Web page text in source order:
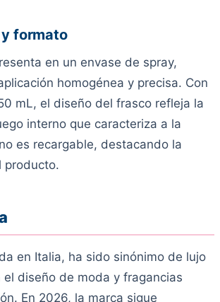
formato
en un envase de spray,
homogénea y precisa. Con
mL, el diseño del frasco refleja la
interno que caracteriza a la
es recargable, destacando la
producto.
en Italia, ha sido sinónimo de lujo
el diseño de moda y fragancias
En 2026, la marca sigue